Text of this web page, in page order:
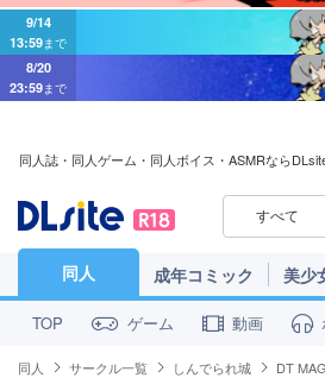
9/14
13:59 まで
8/20
23:59まで
同人誌・同人ゲーム・同人ボイス・ASMRなら
すべて
同人 成年コミック 美少
TOP ゲーム 動画
同人 サークル一覧 しんでられ城 DT